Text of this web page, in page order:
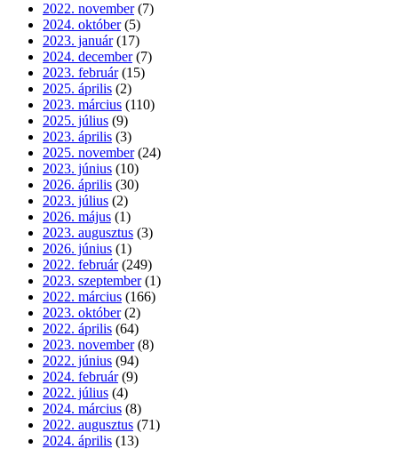
2022. november (7)
2024. október (5)
2023. január (17)
2024. december (7)
2023. február (15)
2025. április (2)
2023. március (110)
2025. július (9)
2023. április (3)
2025. november (24)
2023. június (10)
2026. április (30)
2023. július (2)
2026. május (1)
2023. augusztus (3)
2026. június (1)
2022. február (249)
2023. szeptember (1)
2022. március (166)
2023. október (2)
2022. április (64)
2023. november (8)
2022. június (94)
2024. február (9)
2022. július (4)
2024. március (8)
2022. augusztus (71)
2024. április (13)